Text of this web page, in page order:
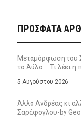
ΠΡΌΣΦΑΤΑ
Μεταμόρφωση του
το Άϋλο – Τι λέει η
5 Αυγούστου 2026
Άλλο Ανδρέας κι
Σαράφογλου-by